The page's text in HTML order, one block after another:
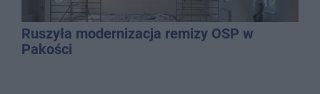
Ruszyła modernizacja remizy OSP w
Pakości